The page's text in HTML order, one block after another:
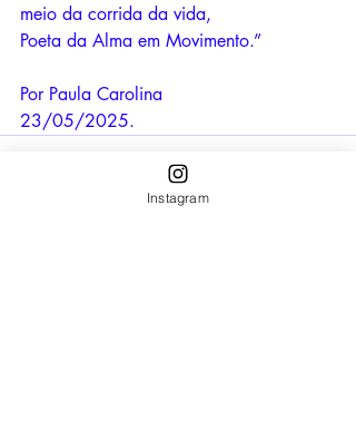
meio da corrida da vida,
Poeta da Alma em Movimento.”
Por Paula Carolina
23/05/2025.
Instagram